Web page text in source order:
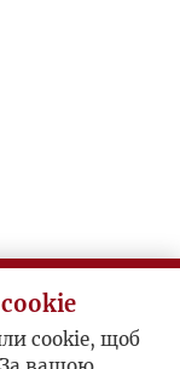
cookie, щоб